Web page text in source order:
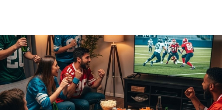
Парк Горького
Пушкин
Сенатор
Лиссабон